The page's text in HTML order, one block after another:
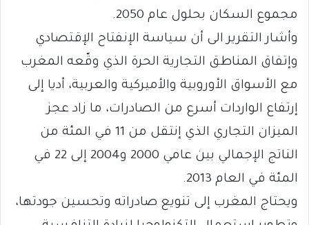
مجموع السكان بحلول عام 2050.
وأشار التقرير الى أن سياسة الإنفتاح الإقتصادي
وإتفاق المناطق التجارية الحرة الذي وقّعه المغرب
مع الأسواق الأوروبية والأميركية والعربية، أديا إلى
إرتفاع الواردات أسرع من الصادرات، ما زاد عجز
الميزان التجاري الذي إنتقل من 11 في المئة من
الناتج الإجمالي بين عامي 2000 و2004 إلى 22 في
المئة في العام 2013.
ويحتاج المغرب إلى تنويع صادراته وتحسين جودتها،